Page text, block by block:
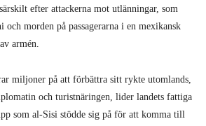
efter attackerna mot utlänningar, som
och morden på passagerarna i en mexikansk
armén.
miljoner på att förbättra sitt rykte utomlands,
och turistnäringen, lider landets fattiga
som al-Sisi stödde sig på för att komma till